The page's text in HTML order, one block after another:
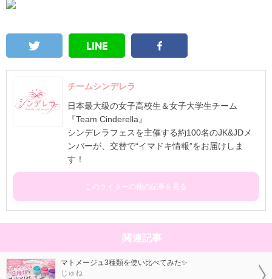
チームシンデレラ
日本最大級の女子高校生＆女子大学生チーム
『Team Cinderella』
シンデレラフェスを主催する約100名のJK&JDメ
ンバーが、交替で“イマドキ情報”をお届けしま
す！
このライターの他の記事を見る
関連記事
マトメージュ3種類を使い比べてみた✨
じゅね